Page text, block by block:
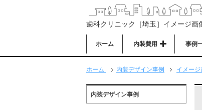
歯科クリニック［埼玉］イメージ画
ホーム 内装費用 事例
ホーム 内装デザイン事例 イメー
内装デザイン事例